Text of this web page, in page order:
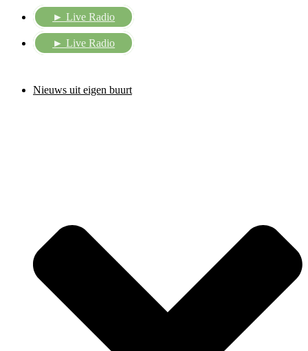
► Live Radio
► Live Radio
Nieuws uit eigen buurt